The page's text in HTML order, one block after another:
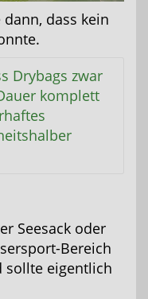
dass kein
Drybags zwar
komplett
Seesack oder
Bereich
sollte eigentlich